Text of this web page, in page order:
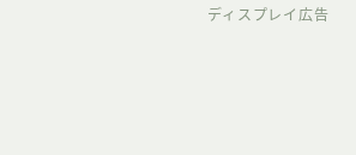
ディスプレイ広告